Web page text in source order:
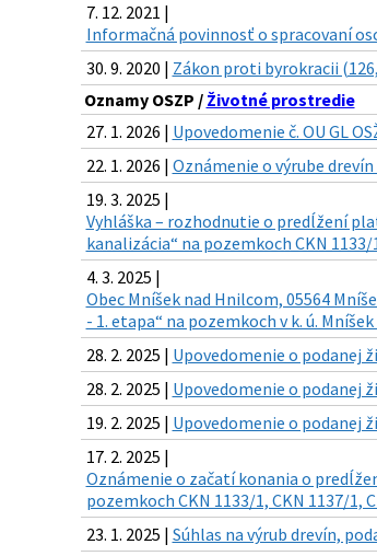
7. 12. 2021 |
Informačná povinnosť o spracovaní
30. 9. 2020 | Zákon proti byrokracii
Oznamy OSZP / Životné prostredie
27. 1. 2026 | Upovedomenie č. OU GL
22. 1. 2026 | Oznámenie o výrube drevín
19. 3. 2025 |
Vyhláška – rozhodnutie o predĺžení
kanalizácia“ na pozemkoch CKN 1133/
4. 3. 2025 |
Obec Mníšek nad Hnilcom, 05564
- 1. etapa“ na pozemkoch v k. ú.
28. 2. 2025 | Upovedomenie o podanej
28. 2. 2025 | Upovedomenie o podanej
19. 2. 2025 | Upovedomenie o podanej
17. 2. 2025 |
Oznámenie o začatí konania o
pozemkoch CKN 1133/1, CKN 1137/1,
23. 1. 2025 | Súhlas na výrub drevín,